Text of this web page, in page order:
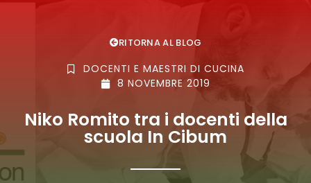
RITORNA AL BLOG
DOCENTI E MAESTRI DI CUCINA
8 NOVEMBRE 2019
Niko Romito tra i docenti della
scuola In Cibum